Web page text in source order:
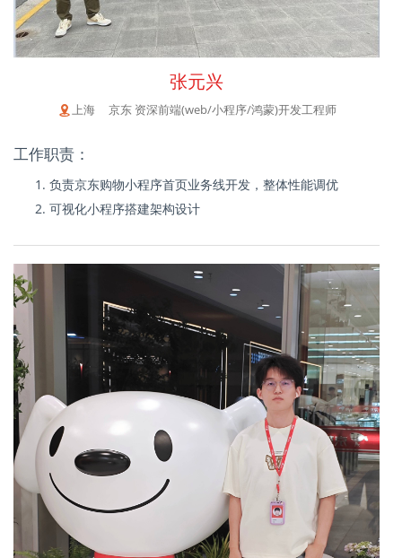
张元兴
上海 京东 资深前端(web/小程序/鸿蒙)开发工程师
工作职责：
负责京东购物小程序首页业务线开发，整体性能调优
可视化小程序搭建架构设计